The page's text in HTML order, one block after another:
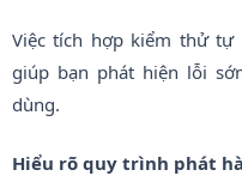
Việc tích hợp kiểm thử
giúp bạn phát hiện lỗi
dùng.
Hiểu rõ quy trình phát